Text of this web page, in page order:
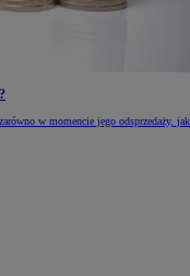
w momencie jego odsprzedaży, jak